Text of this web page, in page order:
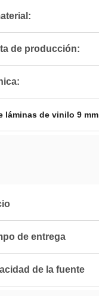
de producción:
láminas de vinilo 9 mm
de entrega
de la fuente